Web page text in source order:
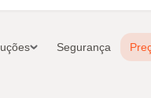
Segurança